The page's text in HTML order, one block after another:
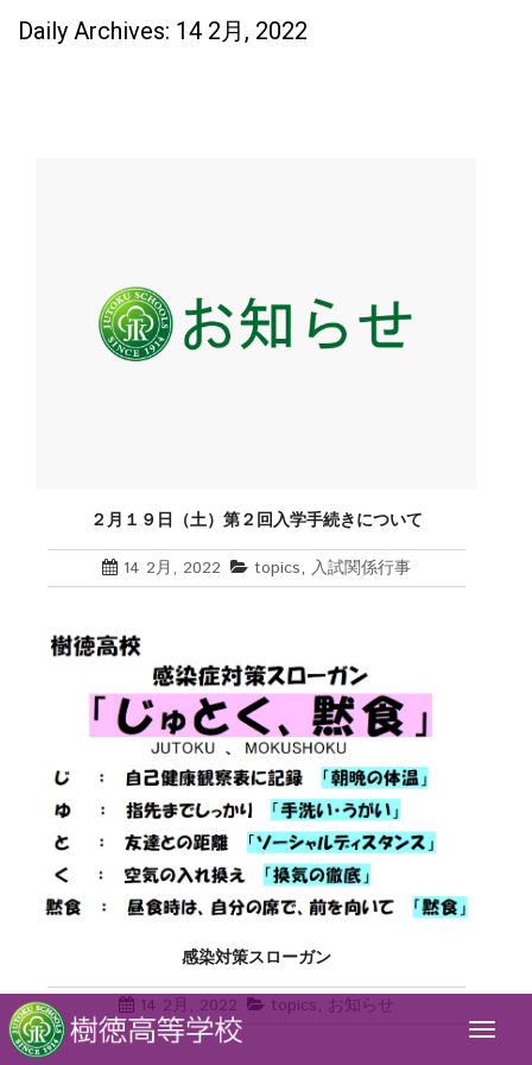
Daily Archives: 14 2月, 2022
２月１９日（土）第２回入学手続きについて
14 2月, 2022 topics, 入試関係行事
感染対策スローガン
14 2月, 2022 topics, お知らせ